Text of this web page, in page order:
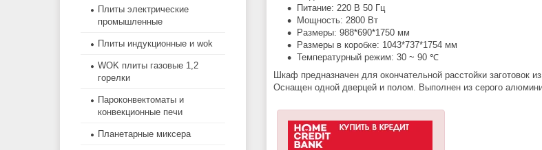
Питание: 220 В 50 Гц
Мощность: 2800 Вт
Размеры: 988*690*1750 мм
Размеры в коробке: 1043*737*1754 мм
Температурный режим: 30 ~ 90 ℃
Шкаф предназначен для окончательной расстойки
Оснащен одной дверцей и полом. Выполнен из серого
Плиты электрические
промышленные
Плиты индукционные и wok
WOK плиты газовые 1,2
горелки
Пароконвектоматы и
конвекционные печи
Планетарные миксера